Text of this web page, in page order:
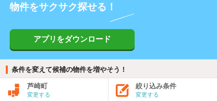
物件をサクサク探せる！
アプリをダウンロード
条件を変えて候補の物件を増やそう！
芦崎町
変更する
絞り込み条件
変更する